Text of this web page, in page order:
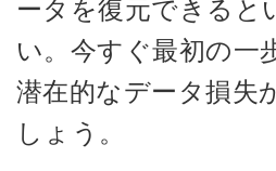
ータを復元できると
い。今すぐ最初の一
潜在的なデータ損失
しょう。